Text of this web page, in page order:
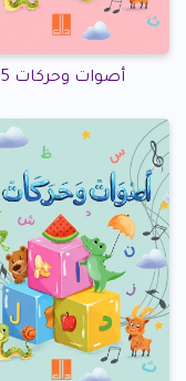
أصوات وحركات 5